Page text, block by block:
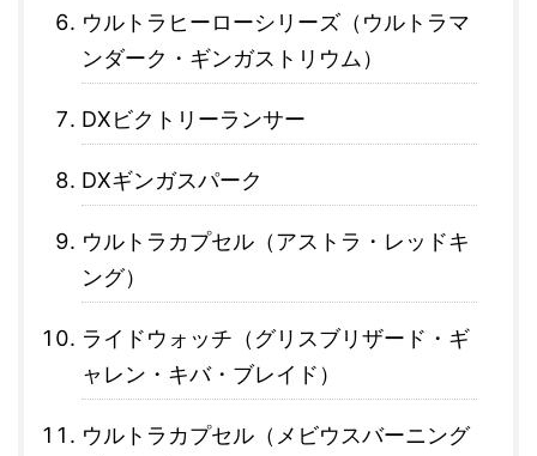
ウルトラヒーローシリーズ（ウルトラマ
ンダーク・ギンガストリウム）
DXビクトリーランサー
DXギンガスパーク
ウルトラカプセル（アストラ・レッドキ
ング）
ライドウォッチ（グリスブリザード・ギ
ャレン・キバ・ブレイド）
ウルトラカプセル（メビウスバーニング